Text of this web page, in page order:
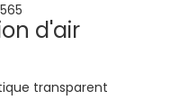
d'air
transparent